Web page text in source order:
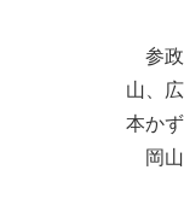
参政
山、
本か
岡山